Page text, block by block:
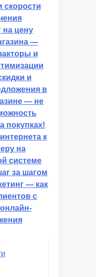
скорости
на цену
—
и
и
в
— не
покупках!
к
на
системе
за шагом
— как
с